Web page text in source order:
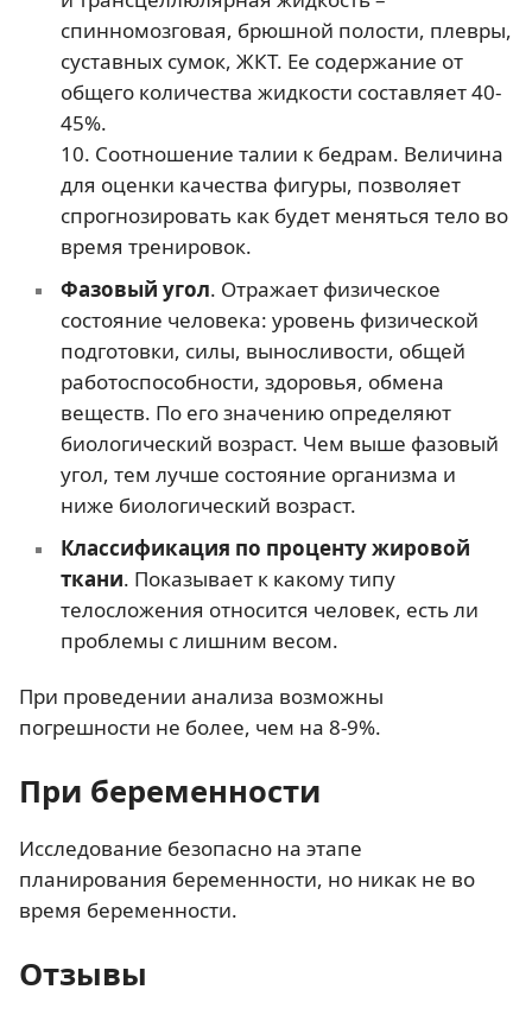
спинномозговая, брюшной полости, плевры,
суставных сумок, ЖКТ. Ее содержание от
общего количества жидкости составляет 40-
45%.
10. Соотношение талии к бедрам. Величина
для оценки качества фигуры, позволяет
спрогнозировать как будет меняться тело во
время тренировок.
Фазовый угол. Отражает физическое
состояние человека: уровень физической
подготовки, силы, выносливости, общей
работоспособности, здоровья, обмена
веществ. По его значению определяют
биологический возраст. Чем выше фазовый
угол, тем лучше состояние организма и
ниже биологический возраст.
Классификация по проценту жировой
ткани. Показывает к какому типу
телосложения относится человек, есть ли
проблемы с лишним весом.
При проведении анализа возможны
погрешности не более, чем на 8-9%.
При беременности
Исследование безопасно на этапе
планирования беременности, но никак не во
время беременности.
Отзывы